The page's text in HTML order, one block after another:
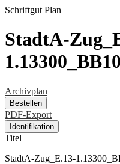
Schriftgut Plan
StadtA-
Archivplan
Bestellen
PDF-Export
Identifikation
Titel
StadtA-Zug_E.13-